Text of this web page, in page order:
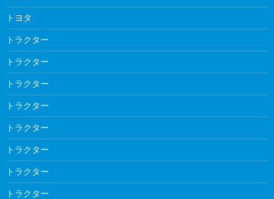
トヨタ
トラクター
トラクター
トラクター
トラクター
トラクター
トラクター
トラクター
トラクター